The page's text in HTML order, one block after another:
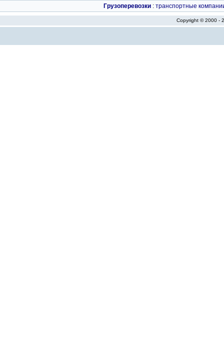
Грузоперевозки : транспортные
Copyright © 2000 -